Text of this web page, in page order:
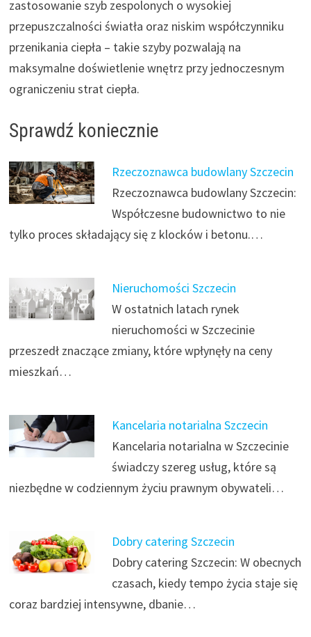
zastosowanie szyb zespolonych o wysokiej
przepuszczalności światła oraz niskim współczynniku
przenikania ciepła – takie szyby pozwalają na
maksymalne doświetlenie wnętrz przy jednoczesnym
ograniczeniu strat ciepła.
Sprawdź koniecznie
Rzeczoznawca budowlany Szczecin
Rzeczoznawca budowlany Szczecin:
Współczesne budownictwo to nie
tylko proces składający się z klocków i betonu.…
Nieruchomości Szczecin
W ostatnich latach rynek
nieruchomości w Szczecinie
przeszedł znaczące zmiany, które wpłynęły na ceny
mieszkań…
Kancelaria notarialna Szczecin
Kancelaria notarialna w Szczecinie
świadczy szereg usług, które są
niezbędne w codziennym życiu prawnym obywateli…
Dobry catering Szczecin
Dobry catering Szczecin: W obecnych
czasach, kiedy tempo życia staje się
coraz bardziej intensywne, dbanie…